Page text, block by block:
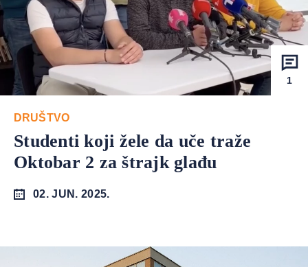
1
DRUŠTVO
Studenti koji žele da uče traže
Oktobar 2 za štrajk glađu
02. JUN. 2025.